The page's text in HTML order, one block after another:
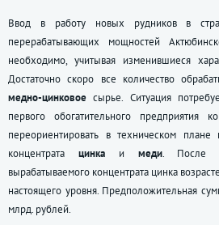
Ввод в работу новых рудников в
перерабатывающих мощностей
необходимо, учитывая изменившиеся
Достаточно скоро все количество
медно-цинковое сырье. Ситуация
первого обогатительного предприятия
переориентировать в техническом плане
концентрата цинкаи меди. После
вырабатываемого концентрата цинка
настоящего уровня. Предположительная
млрд. рублей.